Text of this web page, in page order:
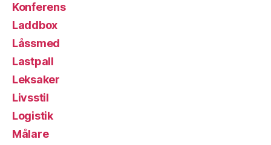
Konferens
Laddbox
Låssmed
Lastpall
Leksaker
Livsstil
Logistik
Målare